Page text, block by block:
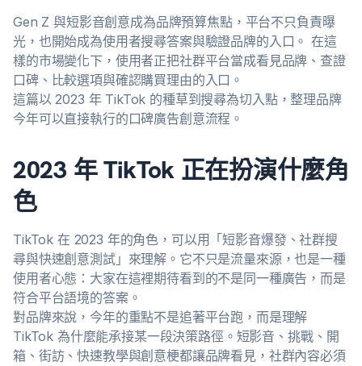
Gen Z 與短影音創意成為品牌預算焦點，平台不只負責曝
光，也開始成為使用者搜尋答案與驗證品牌的入口。 在這
樣的市場變化下，使用者正把社群平台當成看見品牌、查證
口碑、比較選項與確認購買理由的入口。
這篇以 2023 年 TikTok 的種草到搜尋為切入點，整理品牌
今年可以直接執行的口碑廣告創意流程。
2023 年 TikTok 正在扮演什麼角
色
TikTok 在 2023 年的角色，可以用「短影音爆發、社群搜
尋與快速創意測試」來理解。它不只是流量來源，也是一種
使用者心態：大家在這裡期待看到的不是同一種廣告，而是
符合平台語境的答案。
對品牌來說，今年的重點不是追著平台跑，而是理解
TikTok 為什麼能承接某一段決策路徑。短影音、挑戰、開
箱、街訪、快速教學與創意梗都讓品牌看見，社群內容必須